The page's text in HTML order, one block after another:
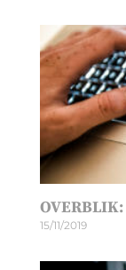
OVERBLIK:
15/11/2019